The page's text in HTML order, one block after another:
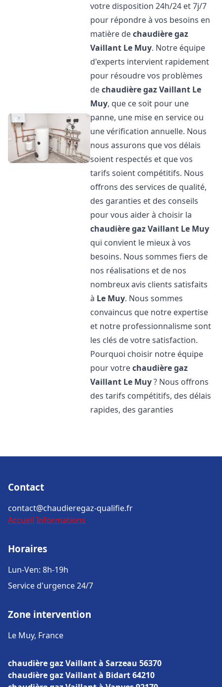
votre disposition 24h/24 et 7j/7
pour répondre à vos besoins en
matière dechaudière gaz
Vaillant Le Muy. Notre équipe
d'experts intervient rapidement
pour résoudre vos problèmes
dechaudière gaz Vaillant Le
Muy, que ce soit pour une
panne, une mise en service ou
une vérification annuelle. Nous
nous assurons que vos délais
soient respectés et que vos
tarifs soient compétitifs. Nous
offrons des services de qualité,
des garanties et des conseils
pour vous aider à choisir la
chaudière gaz Vaillant Le Muy
qui convient le mieux à vos
besoins. Nous sommes fiers de
nos réalisations et de nos
nombreux avis clients satisfaits
à Le Muy. Nous sommes
convaincus que notre expertise
et notre professionnalisme sont
les clés de votre satisfaction.
Pourquoi choisir notre équipe
pour votrechaudière gaz
Vaillant Le Muy? Nous offrons
des tarifs compétitifs, des délais
rapides, des garanties
Contact
contact@chaudieregaz-qualifie.fr
Accueil Informations
Horaires
Lun-Ven: 8h-19h
Service d'urgence 24/7
Zone intervention
Le Muy, France
chaudière gaz Vaillant à Sarzeau 56370
chaudière gaz Vaillant à Bidart 64210